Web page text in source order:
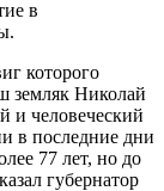
в
которого
земляк Николай
и человеческий
в последние дни
77 лет, но до
губернатор